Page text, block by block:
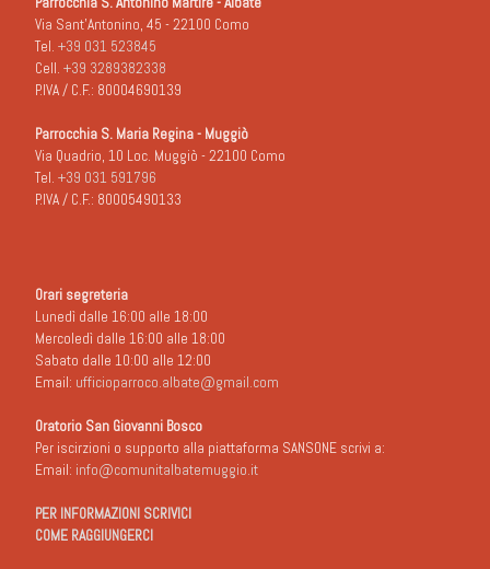
Via Sant'Antonino, 45 - 22100 Como
Tel. +39 031 523845
Cell. +39 3289382338
P.IVA / C.F.: 80004690139
Parrocchia S. Maria Regina - Muggiò
Via Quadrio, 10 Loc. Muggiò - 22100 Como
Tel. +39 031 591796
P.IVA / C.F.: 80005490133
Orari segreteria
Lunedì dalle 16:00 alle 18:00
Mercoledì dalle 16:00 alle 18:00
Sabato dalle 10:00 alle 12:00
Email: ufficioparroco.albate@gmail.com
Oratorio San Giovanni Bosco
Per iscirzioni o supporto alla piattaforma SANSONE scrivi a:
Email: info@comunitalbatemuggio.it
PER INFORMAZIONI SCRIVICI
COME RAGGIUNGERCI